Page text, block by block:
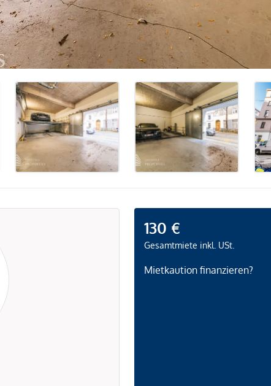
130 €
Gesamtmiete inkl. USt.
Mietkaution finanzieren?